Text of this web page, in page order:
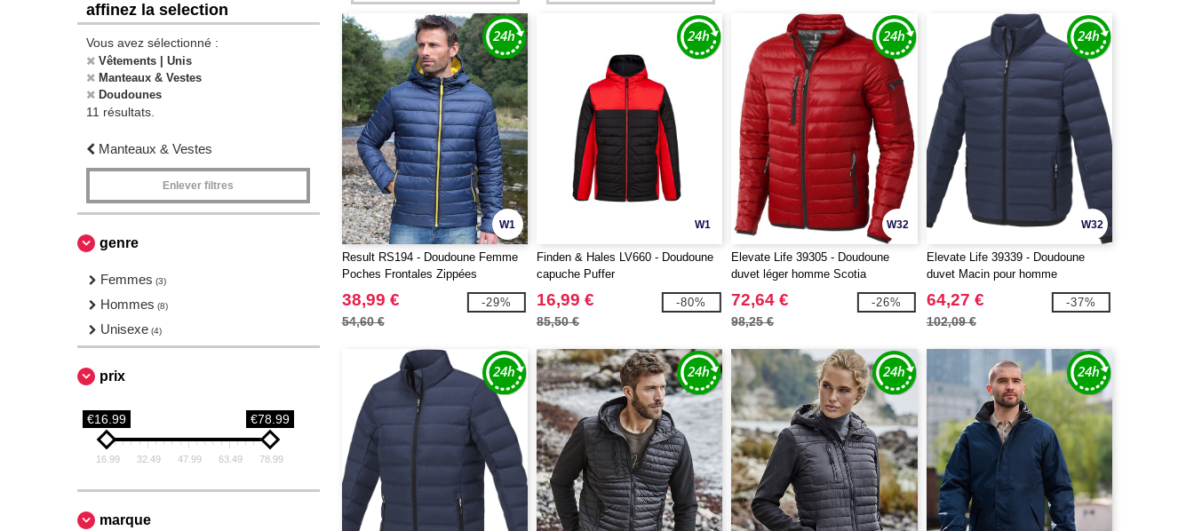
affinez la selection
Vous avez sélectionné :
Vêtements | Unis
Manteaux & Vestes
Doudounes
11 résultats.
Manteaux & Vestes
Enlever filtres
genre
Femmes (3)
Hommes (8)
Unisexe (4)
prix
€16.99 €78.99
16.99 32.49 47.99 63.49 78.99
marque
W1
Result RS194 - Doudoune Femme
Poches Frontales Zippées
38,99 €
54,60 €
-29%
W1
Finden & Hales LV660 - Doudoune
capuche Puffer
16,99 €
85,50 €
-80%
W32
Elevate Life 39305 - Doudoune
duvet léger homme Scotia
72,64 €
98,25 €
-26%
W32
Elevate Life 39339 - Doudoune
duvet Macin pour homme
64,27 €
102,09 €
-37%